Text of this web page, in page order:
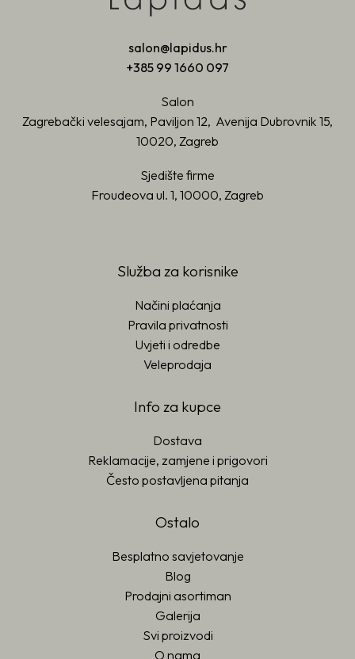
salon@lapidus.hr
+385 99 1660 097
Salon
Zagrebački velesajam, Paviljon 12, Avenija Dubrovnik 15,
10020, Zagreb
Sjedište firme
Froudeova ul. 1, 10000, Zagreb
Služba za korisnike
Načini plaćanja
Pravila privatnosti
Uvjeti i odredbe
Veleprodaja
Info za kupce
Dostava
Reklamacije, zamjene i prigovori
Često postavljena pitanja
Ostalo
Besplatno savjetovanje
Blog
Prodajni asortiman
Galerija
Svi proizvodi
O nama